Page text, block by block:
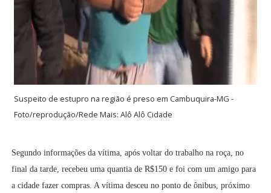
Suspeito de estupro na região é preso em Cambuquira-MG -
Foto/reprodução/Rede Mais: Alô Alô Cidade
Segundo informações da vítima, após voltar do trabalho na roça, no
final da tarde, recebeu uma quantia de R$150 e foi com um amigo para
a cidade fazer compras. A vítima desceu no ponto de ônibus, próximo